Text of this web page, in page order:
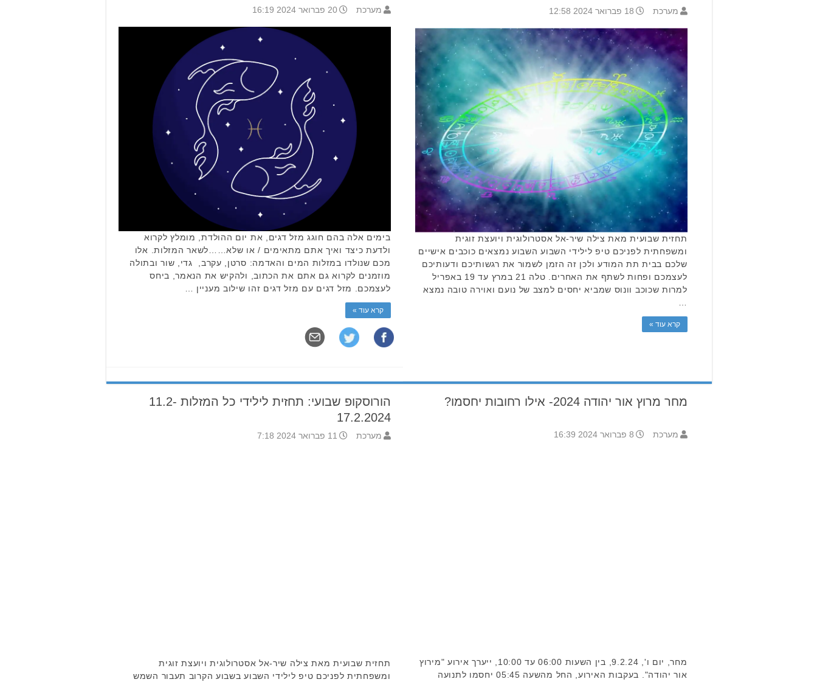
מערכת 20 פברואר 2024 16:19
בימים אלה בהם חוגג מזל דגים, את יום ההולדת, מומלץ לקרוא
ולדעת כיצד ואיך אתם מתאימים / או שלא……לשאר המזלות. אלו
מכם שנולדו במזלות המים והאדמה: סרטן, עקרב, גדי, שור ובתולה
מוזמנים לקרוא גם אתם את הכתוב, ולהקיש את הנאמר, ביחס
לעצמכם. מזל דגים עם מזל דגים זהו שילוב מעניין …
קרא עוד »
מערכת 18 פברואר 2024 12:58
תחזית שבועית מאת צילה שיר-אל אסטרולוגית ויועצת זוגית
ומשפחתית לפניכם טיפ לילידי השבוע השבוע נמצאים כוכבים אישיים
שלכם בבית תת המודע ולכן זה הזמן לשמור את רגשותיכם ודעותיכם
לעצמכם ופחות לשתף את האחרים. טלה 21 במרץ עד 19 באפריל
למרות שכוכב וונוס שמביא יחסים למצב של נועם ואוירה טובה נמצא
קרא עוד »
הורוסקופ שבועי: תחזית לילידי כל המזלות 11.2-
17.2.2024
מערכת 11 פברואר 2024 7:18
תחזית שבועית מאת צילה שיר-אל אסטרולוגית ויועצת זוגית
ומשפחתית לפניכם טיפ לילידי השבוע בשבוע הקרוב תעבור השמש
מחר מרוץ אור יהודה 2024- אילו רחובות יחסמו?
מערכת 8 פברואר 2024 16:39
מחר, יום ו', 9.2.24, בין השעות 06:00 עד 10:00, ייערך אירוע "מירוץ
אור יהודה". בעקבות האירוע, החל מהשעה 05:45 יחסמו לתנועה